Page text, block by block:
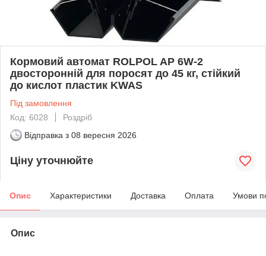
Кормовий автомат ROLPOL AP 6W-2
двосторонній для поросят до 45 кг, стійкий
до кислот пластик KWAS
Під замовлення
Код: 6028
Роздріб
Відправка з 08 вересня 2026
Ціну уточнюйте
Опис Характеристики Доставка Оплата Умови
Опис